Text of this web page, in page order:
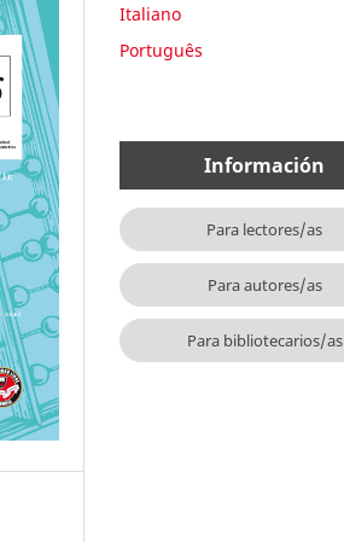
Italiano
Português
Información
Para lectores/as
Para autores/as
Para bibliotecarios/as